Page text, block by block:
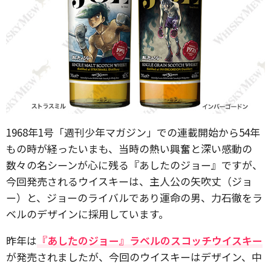
1968年1号「週刊少年マガジン」での連載開始から54年
もの時が経ったいまも、当時の熱い興奮と深い感動の
数々の名シーンが心に残る『あしたのジョー』ですが、
今回発売されるウイスキーは、主人公の矢吹丈（ジョ
ー）と、ジョーのライバルであり運命の男、力石徹をラ
ベルのデザインに採用しています。
昨年は 『あしたのジョー』ラベルのスコッチウイスキー
が発売されましたが、今回のウイスキーはデザイン、中